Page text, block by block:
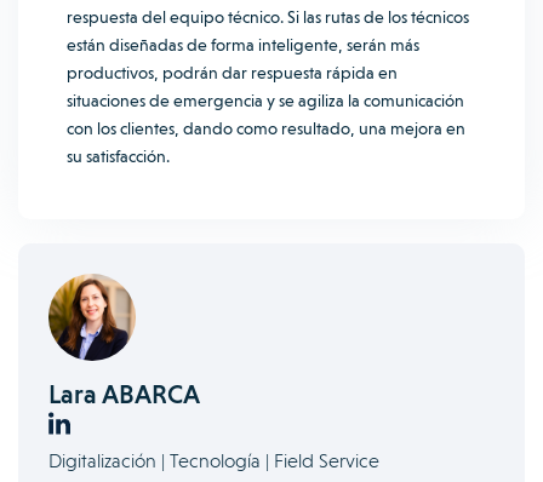
respuesta del equipo técnico. Si las rutas de los técnicos
están diseñadas de forma inteligente, serán más
productivos, podrán dar respuesta rápida en
situaciones de emergencia y se agiliza la comunicación
con los clientes, dando como resultado, una mejora en
su satisfacción.
Lara ABARCA
Digitalización | Tecnología | Field Service